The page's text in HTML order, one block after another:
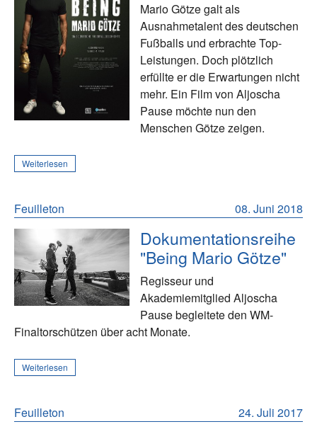
Mario Götze galt als
Ausnahmetalent des deutschen
Fußballs und erbrachte Top-
Leistungen. Doch plötzlich
erfüllte er die Erwartungen nicht
mehr. Ein Film von Aljoscha
Pause möchte nun den
Menschen Götze zeigen.
Weiterlesen
08. Juni 2018
Feuilleton
Dokumentationsreihe
"Being Mario Götze"
Regisseur und
Akademiemitglied Aljoscha
Pause begleitete den WM-
Finaltorschützen über acht Monate.
Weiterlesen
24. Juli 2017
Feuilleton